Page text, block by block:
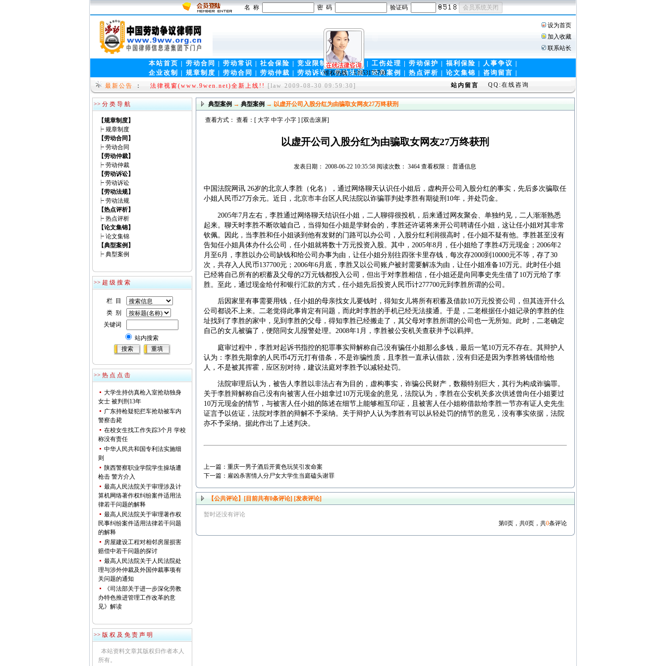
维权热线：13953175700
名 称 密 码 验证码
设为首页
加入收藏
联系站长
本站首页 | 劳动合同 | 劳动常识 | 社会保险 | 竞业限制|商业秘密 | 工伤处理 | 劳动保护 | 福利保险 | 人事争议 |
企业改制
| 规章制度 | 劳动合同 | 劳动仲裁 | 劳动诉讼|劳动法规|经典案例 | 热点评析 | 论文集锦 | 咨询留言 |
最新公告 ：
就问网www.9wen.org-中国第一律师门户！ [law 2009-11-17 09:05:00]
法律视窗(www.9wen.net)全新上线!!
[law 2009-08-30 09:59:30] 站内留言 QQ:在线咨询
>> 分 类 导 航
【规章制度】
┝ 规章制度
【劳动合同】
┝ 劳动合同
【劳动仲裁】
┝ 劳动仲裁
【劳动诉讼】
┝ 劳动诉讼
【劳动法规】
┝ 劳动法规
【热点评析】
┝ 热点评析
【论文集锦】
┝ 论文集锦
【典型案例】
┝ 典型案例
>> 超 级 搜 索
栏 目
类 别
关键词
站内搜索
>> 热 点 点 击
大学生持仿真枪入室抢劫独身
女士 被判刑13年
广东持枪疑犯拦车抢劫被车内
警察击毙
在校女生找工作失踪3个月 学校
称没有责任
中华人民共和国专利法实施细
则
陕西警察职业学院学生操场遭
枪击 警方介入
最高人民法院关于审理涉及计
算机网络著作权纠纷案件适用法
律若干问题的解释
最高人民法院关于审理著作权
民事纠纷案件适用法律若干问题
的解释
房屋建设工程对相邻房屋损害
赔偿中若干问题的探讨
最高人民法院关于人民法院处
理与涉外仲裁及外国仲裁事项有
关问题的通知
《司法部关于进一步深化劳教
办特色推进管理工作改革的意
见》解读
>> 版 权 及 免 责 声 明
本站资料文章其版权归作者本人
所有。
典型案例 → 典型案例 → 以虚开公司入股分红为由骗取女网友27万终获刑
查看方式： 查看：[ 大字 中字 小字] [双击滚屏]
以虚开公司入股分红为由骗取女网友27万终获刑
发表日期： 2008-06-22 10:35:58 阅读次数： 3464 查看权限： 普通信息
中国法院网讯 26岁的北京人李胜（化名），通过网络聊天认识任小姐后，虚构开公司入股分红的事实，先后多次骗取任
小姐人民币27万余元。近日，北京市丰台区人民法院以诈骗罪判处李胜有期徒刑10年，并处罚金。
2005年7月左右，李胜通过网络聊天结识任小姐，二人聊得很投机，后来通过网友聚会、单独约见，二人渐渐熟悉
起来。聊天时李胜不断吹嘘自己，当得知任小姐是学财会的，李胜还许诺将来开公司聘请任小姐，这让任小姐对其非常
钦佩。因此，当李胜和任小姐谈到他有发财的门路可以办公司，入股分红利润很高时，任小姐不疑有他。李胜甚至没有
告知任小姐具体办什么公司，任小姐就将数十万元投资入股。其中，2005年8月，任小姐给了李胜4万元现金；2006年2
月至6月，李胜以办公司缺钱和给公司办事为由，让任小姐分别往四张卡里存钱，每次存2000到10000元不等，存了30
次，共存入人民币137700元；2006年6月底，李胜又以公司账户被封需要解冻为由，让任小姐准备10万元。此时任小姐
已经将自己所有的积蓄及父母的2万元钱都投入公司，但出于对李胜相信，任小姐还是向同事史先生借了10万元给了李
胜。至此，通过现金给付和银行汇款的方式，任小姐先后投资人民币计277700元到李胜所谓的公司。
后因家里有事需要用钱，任小姐的母亲找女儿要钱时，得知女儿将所有积蓄及借款10万元投资公司，但其连开什么
公司都说不上来。二老觉得此事肯定有问题，而此时李胜的手机已经无法接通。于是，二老根据任小姐记录的李胜的住
址找到了李胜的家中，见到李胜的父母，得知李胜已经搬走了，其父母对李胜所谓的公司也一无所知。此时，二老确定
自己的女儿被骗了，便陪同女儿报警处理。2008年1月，李胜被公安机关查获并予以羁押。
庭审过程中，李胜对起诉书指控的犯罪事实辩解称自己没有骗任小姐那么多钱，最后一笔10万元不存在。其辩护人
认为：李胜先期拿的人民币4万元打有借条，不是诈骗性质，且李胜一直承认借款，没有归还是因为李胜将钱借给他
人，不是被其挥霍，应区别对待，建议法庭对李胜予以减轻处罚。
法院审理后认为，被告人李胜以非法占有为目的，虚构事实，诈骗公民财产，数额特别巨大，其行为构成诈骗罪。
关于李胜辩解称自己没有向被害人任小姐拿过10万元现金的意见，法院认为，李胜在公安机关多次供述曾向任小姐要过
10万元现金的情节，与被害人任小姐的陈述在细节上能够相互印证，且被害人任小姐称借款给李胜一节亦有证人史先生
证言予以佐证，法院对李胜的辩解不予采纳。关于辩护人认为李胜有可以从轻处罚的情节的意见，没有事实依据，法院
亦不予采纳。据此作出了上述判决。
上一篇： 重庆一男子酒后开黄色玩笑引发命案
下一篇： 雇凶杀害情人分尸女大学生当庭磕头谢罪
【公共评论】[目前共有0条评论] [发表评论]
暂时还没有评论
第0页，共0页，共0条评论